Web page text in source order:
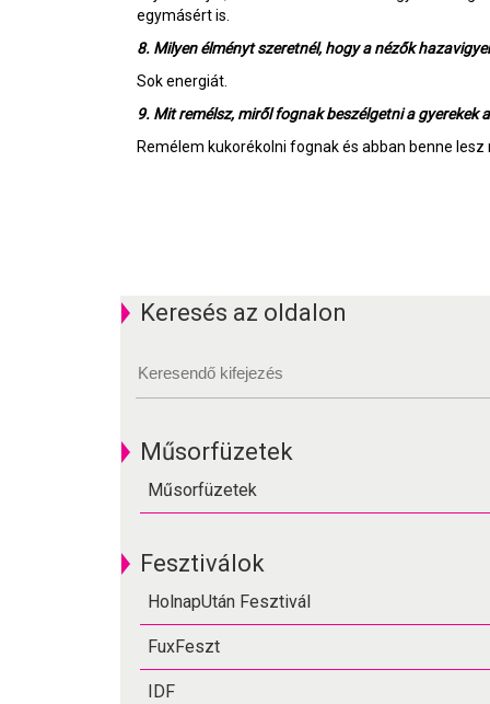
egymásért is.
8. Milyen élményt szeretnél, hogy a nézők
Sok energiát.
9. Mit remélsz, miről fognak beszélgetni a gyerekek
Remélem kukorékolni fognak és abban benne lesz
Keresés az oldalon
Műsorfüzetek
Műsorfüzetek
Fesztiválok
HolnapUtán Fesztivál
FuxFeszt
IDF